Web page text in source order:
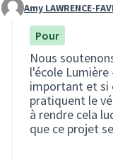
Commentaire 3207
Amy LAWRENCE-
Pour
Nous
l'école
important et si
pratiquent le
à rendre cela
que ce projet